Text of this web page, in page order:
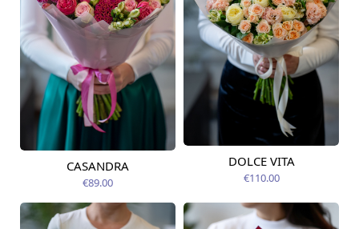
Pieejama no
CASANDRA
€89.00
Pieejams šodien
DOLCE VITA
€110.00